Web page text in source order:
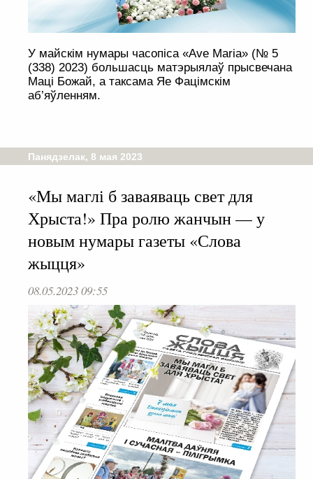
У майскім нумары часопіса «Ave Maria» (№ 5
(338) 2023) большасць матэрыялаў прысвечана
Маці Божай, а таксама Яе Фацімскім
аб’яўленням.
Панядзелак, 8 мая 2023
«Мы маглі б заваяваць свет для
Хрыста!» Пра ролю жанчын — у
новым нумары газеты «Слова
жыцця»
08.05.2023 09:55